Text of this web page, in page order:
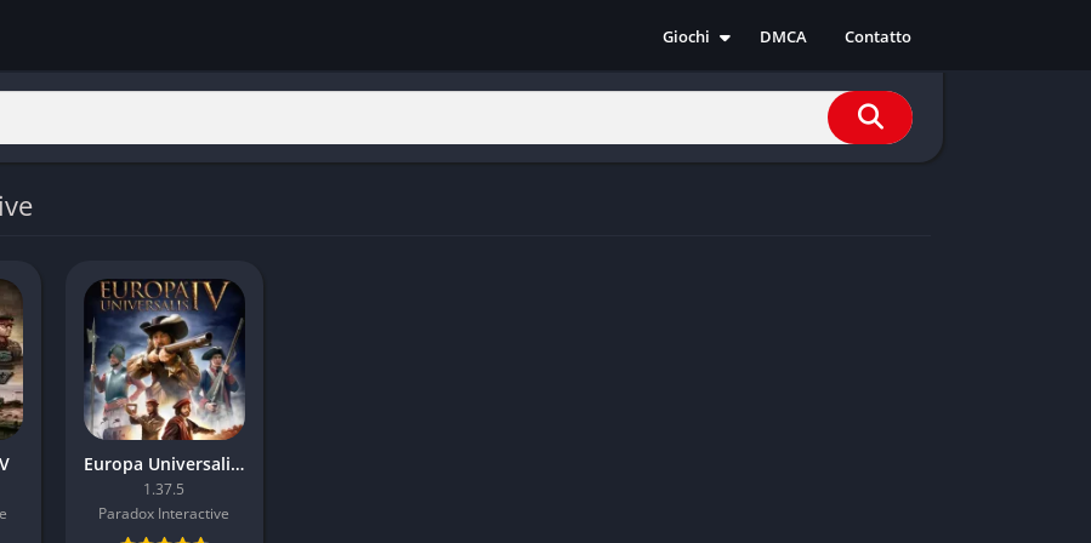
Giochi
Azione
Casual
DMCA Contatto
Europa Universalis IV
1.37.5
Paradox Interactive